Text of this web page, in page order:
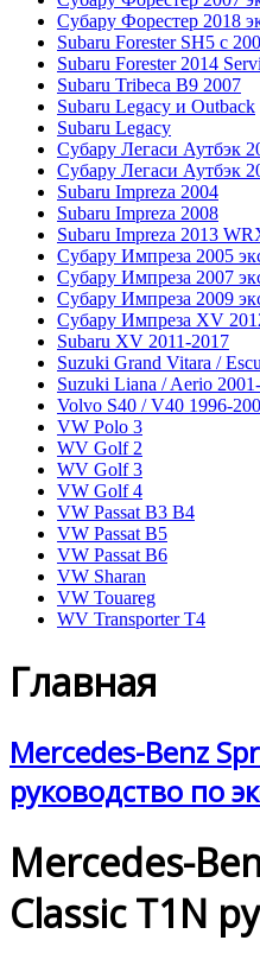
Субару Форестер 2018
Subaru Forester SH5 с
Subaru Forester 2014
Subaru Tribeca В9 2007
Subaru Legacy и Outback
Subaru Legacy
Субару Легаси Аутбэк
Субару Легаси Аутбэк
Subaru Impreza 2004
Subaru Impreza 2008
Subaru Impreza 2013
Субару Импреза 2005
Субару Импреза 2007
Субару Импреза 2009
Субару Импреза XV
Subaru XV 2011-2017
Suzuki Grand Vitara /
Suzuki Liana / Aerio
Volvo S40 / V40 1996-
VW Polo 3
WV Golf 2
WV Golf 3
VW Golf 4
VW Passat B3 B4
VW Passat B5
VW Passat B6
VW Sharan
VW Touareg
WV Transporter T4
Главная
Mercedes-Benz
руководство по
Mercedes-
Classic T1N